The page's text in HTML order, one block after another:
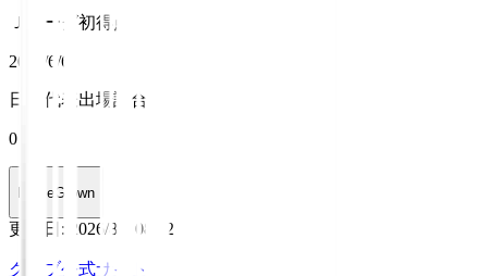
Ｊリーグ初得点
2015/6/6
日本代表出場試合数
0
HomeGrown
更新日 : 2026/8/7 08:12
クラブ公式サイト